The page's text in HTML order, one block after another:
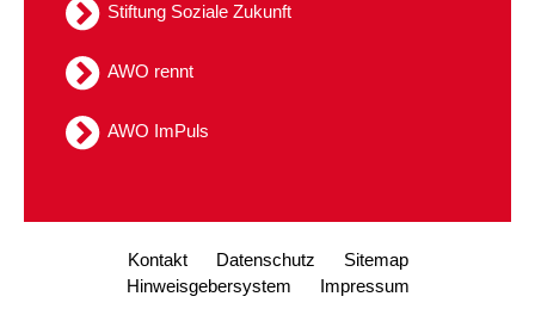
Stiftung Soziale Zukunft
AWO rennt
AWO ImPuls
Kontakt Datenschutz
Sitemap
Hinweisgebersystem
Impressum